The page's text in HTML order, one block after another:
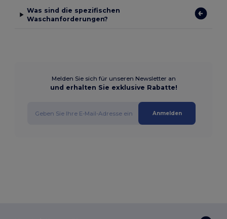
Was sind die spezifischen
Waschanforderungen?
Melden Sie sich für unseren Newsletter an
und erhalten Sie exklusive Rabatte!
Anmelden